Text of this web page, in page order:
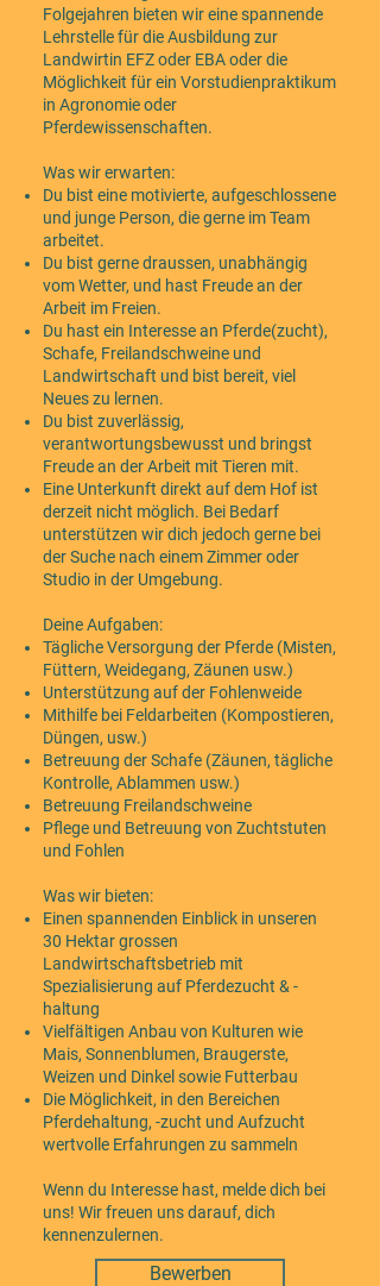
Folgejahren bieten wir eine spannende
Lehrstelle für die Ausbildung zur
Landwirtin EFZ oder EBA oder die
Möglichkeit für ein Vorstudienpraktikum
in Agronomie oder
Pferdewissenschaften.
Was wir erwarten:
Du bist eine motivierte, aufgeschlossene
und junge Person, die gerne im Team
arbeitet.
Du bist gerne draussen, unabhängig
vom Wetter, und hast Freude an der
Arbeit im Freien.
Du hast ein Interesse an Pferde(zucht),
Schafe, Freilandschweine und
Landwirtschaft und bist bereit, viel
Neues zu lernen.
Du bist zuverlässig,
verantwortungsbewusst und bringst
Freude an der Arbeit mit Tieren mit.
Eine Unterkunft direkt auf dem Hof ist
derzeit nicht möglich. Bei Bedarf
unterstützen wir dich jedoch gerne bei
der Suche nach einem Zimmer oder
Studio in der Umgebung.
Deine Aufgaben:
Tägliche Versorgung der Pferde (Misten,
Füttern, Weidegang, Zäunen usw.)
Unterstützung auf der Fohlenweide
Mithilfe bei Feldarbeiten (Kompostieren,
Düngen, usw.)
Betreuung der Schafe (Zäunen, tägliche
Kontrolle, Ablammen usw.)
Betreuung Freilandschweine
Pflege und Betreuung von Zuchtstuten
und Fohlen
Was wir bieten:
Einen spannenden Einblick in unseren
30 Hektar grossen
Landwirtschaftsbetrieb mit
Spezialisierung auf Pferdezucht & -
haltung
Vielfältigen Anbau von Kulturen wie
Mais, Sonnenblumen, Braugerste,
Weizen und Dinkel sowie Futterbau
Die Möglichkeit, in den Bereichen
Pferdehaltung, -zucht und Aufzucht
wertvolle Erfahrungen zu sammeln
Wenn du Interesse hast, melde dich bei
uns! Wir freuen uns darauf, dich
kennenzulernen.
Bewerben